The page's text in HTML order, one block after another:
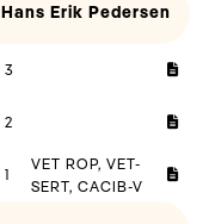
Hans Erik Pedersen
3
2
1
VET ROP, VET-
SERT, CACIB-V